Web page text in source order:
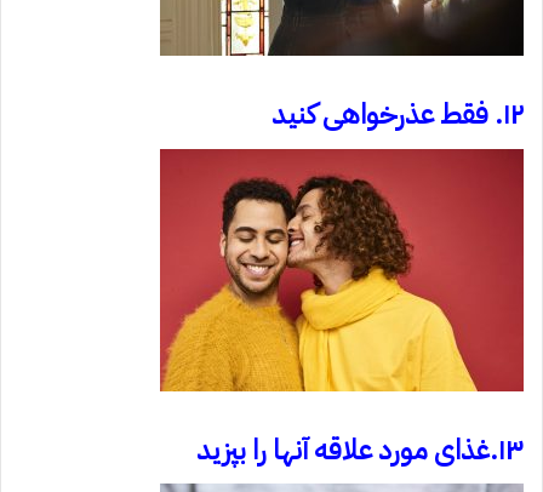
۱۲. فقط عذرخواهی کنید
۱۳.غذای مورد علاقه آنها را بپزید